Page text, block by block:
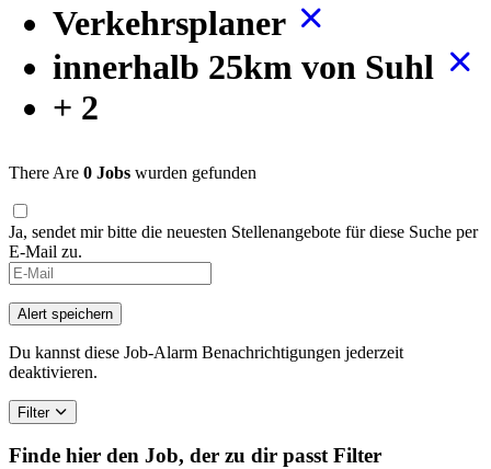
Verkehrsplaner
innerhalb 25km von Suhl
+ 2
There Are 0 Jobs wurden gefunden
Ja, sendet mir bitte die neuesten Stellenangebote für diese Suche per
E-Mail zu.
If
you
are
a
human,
ignore
field
Alert speichern
Du kannst diese Job-Alarm Benachrichtigungen jederzeit
deaktivieren.
Filter
Finde hier den Job, der zu dir passt Filter